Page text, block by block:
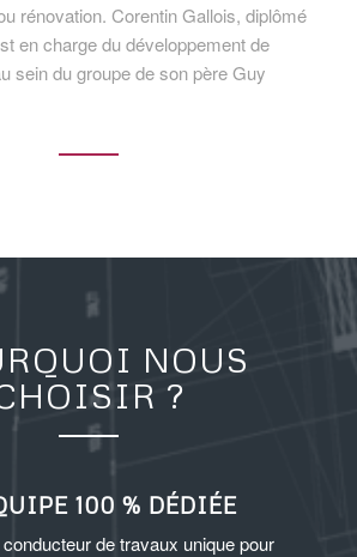
rénovation. Corentin Gallois, diplômé
en charge du développement de
sein du groupe de son père Guy
NOUS
?
100 % DÉDIÉE
de travaux unique pour